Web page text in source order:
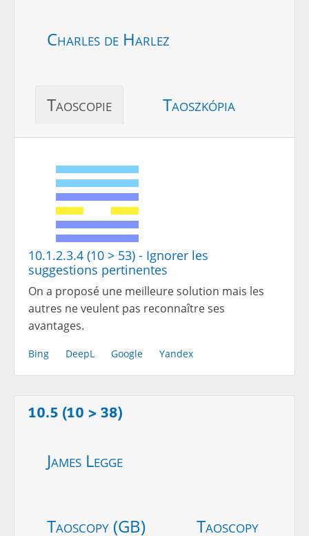
Charles de Harlez
Taoscopie Taoszkópia
10.1.2.3.4 (10 > 53) - Ignorer les
suggestions pertinentes
On a proposé une meilleure solution mais les
autres ne veulent pas reconnaître ses
avantages.
Bing DeepL Google Yandex
10.5 (10 > 38)
James Legge
Taoscopy (GB) Taoscopy